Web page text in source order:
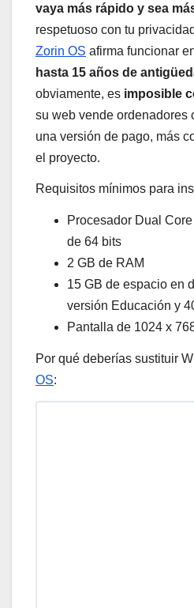
vaya más rápido y sea
respetuoso con tu
Zorin OS afirma funcionar
hasta 15 años de
obviamente, es imposible
su web vende ordenadores
una versión de pago, más
el proyecto.
Requisitos mínimos para
Procesador Dual
de 64 bits
2 GB de RAM
15 GB de espacio en
versión Educación y
Pantalla de 1024 x
Por qué deberías sustituir
OS: